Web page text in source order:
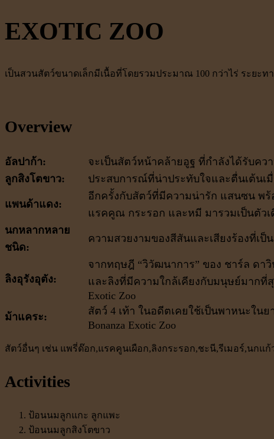
EXOTIC ZOO
เป็นสวนสัตว์ขนาดเล็กมีเนื้อที่โดยรวมประมาณ 100 กว่าไร่ ระยะท
Overview
อัลปาก้า:
จะเป็นสัตว์หน้าคล้ายอูฐ ที่กำลังได้รับค
ลูกสิงโตขาว:
ประสบการณ์ที่น่าประทับใจและตื่นเต้นเ
แพนด้าแดง:
อีกครั้งกับสัตว์ที่มีความน่ารัก แสนซน พ
แรคคูณ กระรอก และหมี มารวมเป็นตัวเ
นกหลากหลาย
ชนิด:
ความสวยงามของสีสันและเสียงร้องที่เ
ลิงอุรังอุตัง:
จากทฤษฎี “วิวัฒนาการ” ของ ชาร์ล ดา
และลิงที่มีความใกล้เคียงกับมนุษย์มากที่
Exotic Zoo
ม้าแคระ:
สัตว์ 4 เท้า ในอดีตเคยใช้เป็นพาหนะใน
Bonanza Exotic Zoo
สัตว์อื่นๆ เช่น แพรี่ด๊อก,แรคคูนเผือก,ลิงกระรอก,ชะนี,รีเมอร์,นกแ
Activities
ป้อนนมลูกแกะ ลูกแพะ
ป้อนนมลูกสิงโตขาว